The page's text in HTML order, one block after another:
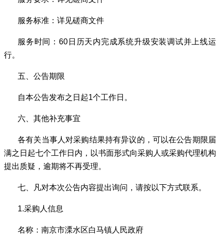
服务标准 ：详见磋商文件
服务时间 ： 60日历天内完成系统升级安装调试并上线运
行。
五、公告期限
自本公告发布之日起1个工作日。
六、其他补充事宜
各有关当事人对采购结果持有异议的，可以在公告期限届
满之日起七个工作日内，以书面形式向采购人或采购代理机构
提出质疑，逾期将不再受理。
七、凡对本次公告内容提出询问，请按以下方式联系。
1.采购人信息
名称： 南京市溧水区白马镇人民政府